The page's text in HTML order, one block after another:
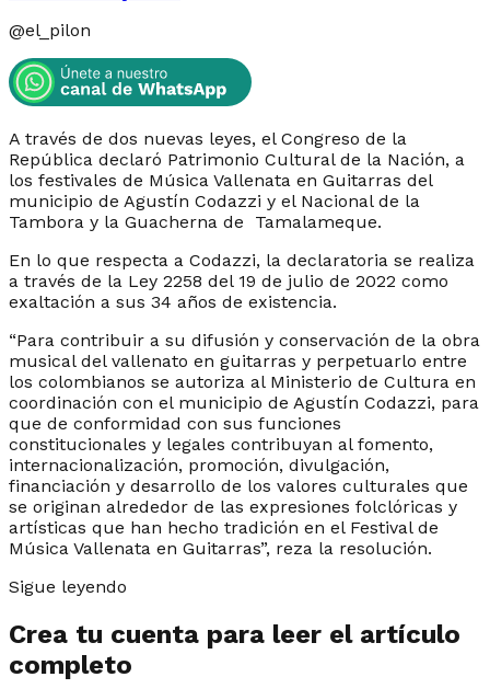
@el_pilon
A través de dos nuevas leyes, el Congreso de la
República declaró Patrimonio Cultural de la Nación, a
los festivales de Música Vallenata en Guitarras del
municipio de Agustín Codazzi y el Nacional de la
Tambora y la Guacherna de Tamalameque.
En lo que respecta a Codazzi, la declaratoria se realiza
a través de la Ley 2258 del 19 de julio de 2022 como
exaltación a sus 34 años de existencia.
“Para contribuir a su difusión y conservación de la obra
musical del vallenato en guitarras y perpetuarlo entre
los colombianos se autoriza al Ministerio de Cultura en
coordinación con el municipio de Agustín Codazzi, para
que de conformidad con sus funciones
constitucionales y legales contribuyan al fomento,
internacionalización, promoción, divulgación,
financiación y desarrollo de los valores culturales que
se originan alrededor de las expresiones folclóricas y
artísticas que han hecho tradición en el Festival de
Música Vallenata en Guitarras”, reza la resolución.
Sigue leyendo
Crea tu cuenta para leer el artículo
completo